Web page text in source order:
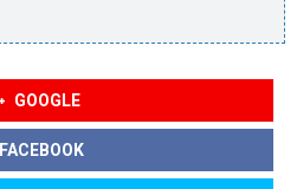
GOOGLE
FACEBOOK